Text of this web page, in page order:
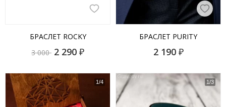
БРАСЛЕТ ROCKY
3 000 2 290 ₽
БРАСЛЕТ PURITY
2 190 ₽